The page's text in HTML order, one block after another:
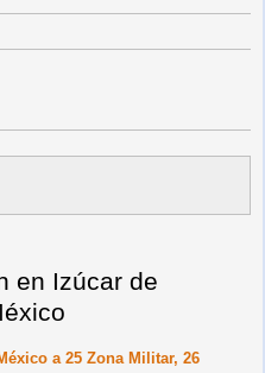
en Izúcar de
a 25 Zona Militar, 26